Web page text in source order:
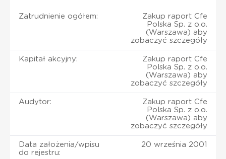
Zatrudnienie ogółem:
Zakup raport Cfe
Polska Sp. z o.o.
(Warszawa) aby
zobaczyć szczegóły
Kapitał akcyjny:
Zakup raport Cfe
Polska Sp. z o.o.
(Warszawa) aby
zobaczyć szczegóły
Audytor:
Zakup raport Cfe
Polska Sp. z o.o.
(Warszawa) aby
zobaczyć szczegóły
Data założenia/wpisu
do rejestru:
20 września 2001